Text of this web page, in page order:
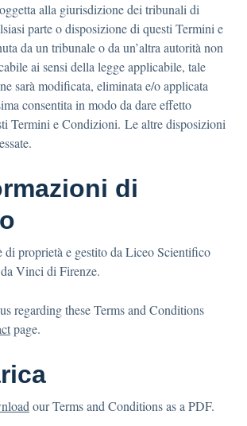
alla giurisdizione dei tribunali di
parte o disposizione di questi Termini e
da un tribunale o da un’altra autorità non
ai sensi della legge applicabile, tale
sarà modificata, eliminata e/o applicata
consentita in modo da dare effetto
Termini e Condizioni. Le altre disposizioni
di
di proprietà e gestito da Liceo Scientifico
Vinci di Firenze.
regarding these Terms and Conditions
page.
our Terms and Conditions as a PDF.